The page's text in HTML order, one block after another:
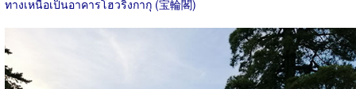
ทางเหนือเป็นอาคารโฮวริงกากุ (宝輪閣)